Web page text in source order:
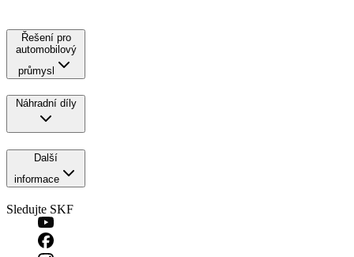
Řešení pro
automobilový
průmysl
Náhradní díly
Další
informace
Sledujte SKF